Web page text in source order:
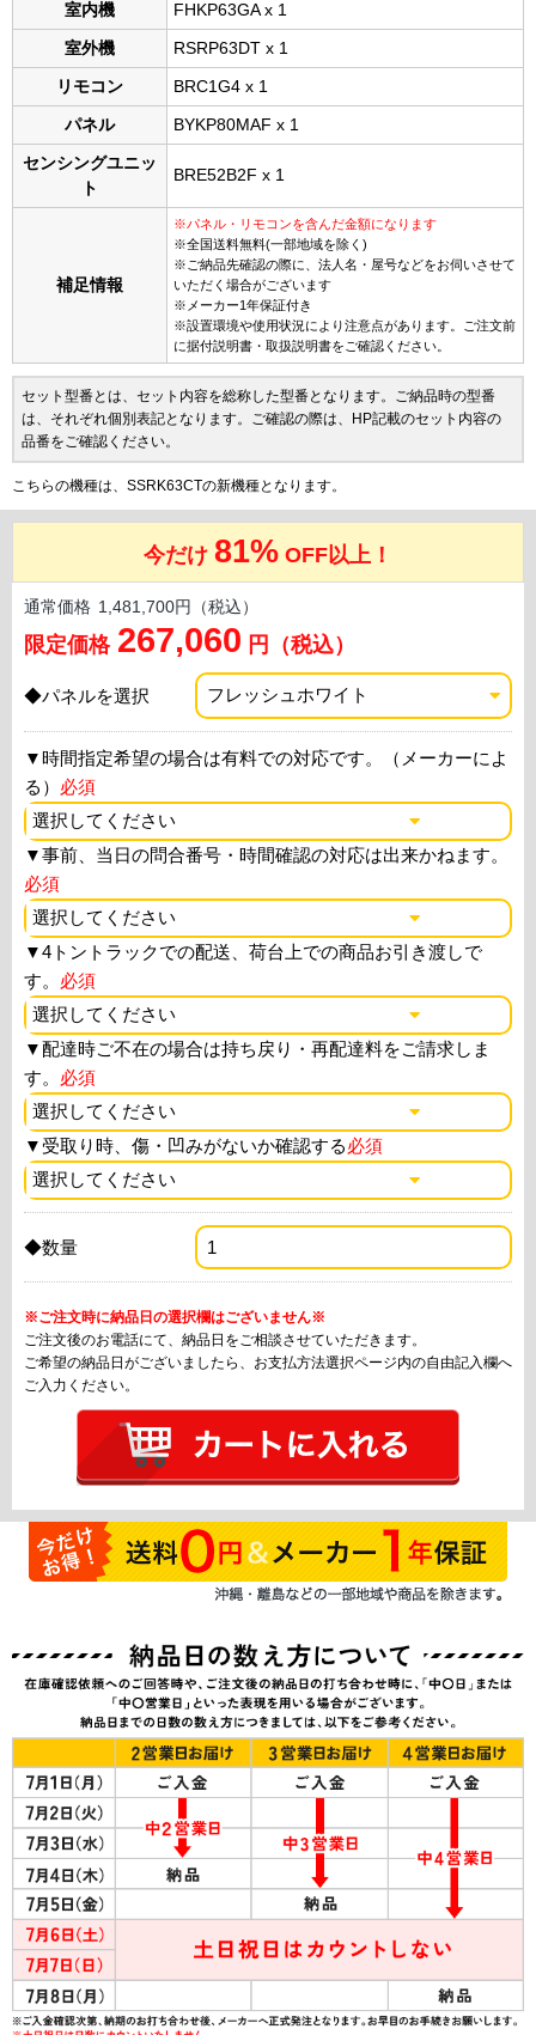
室内機 FHKP63GA x 1
室外機 RSRP63DT x 1
リモコン BRC1G4 x 1
パネル BYKP80MAF x 1
センシングユニッ
ト
BRE52B2F x 1
補足情報
※パネル・リモコンを含んだ金額になります
※全国送料無料(一部地域を除く)
※ご納品先確認の際に、法人名・屋号などをお伺いさせて
いただく場合がございます
※メーカー1年保証付き
※設置環境や使用状況により注意点があります。ご注文前
に据付説明書・取扱説明書をご確認ください。
セット型番とは、セット内容を総称した型番となります。ご納品時の型番
は、それぞれ個別表記となります。ご確認の際は、HP記載のセット内容の
品番をご確認ください。
こちらの機種は、SSRK63CTの新機種となります。
今だけ 81% OFF以上！
通常価格 1,481,700円（税込）
限定価格 267,060 円（税込）
◆パネルを選択
▼時間指定希望の場合は有料での対応です。（メーカーによ
る） 必須
▼事前、当日の問合番号・時間確認の対応は出来かねます。
必須
▼4トントラックでの配送、荷台上での商品お引き渡しで
す。 必須
▼配達時ご不在の場合は持ち戻り・再配達料をご請求しま
す。 必須
▼ 受取り時、傷・凹みがないか確認する必須
◆数量
※ご注文時に納品日の選択欄はございません※
ご注文後のお電話にて、納品日をご相談させていただきます。
ご希望の納品日がございましたら、お支払方法選択ページ内の自由記入欄へ
ご入力ください。